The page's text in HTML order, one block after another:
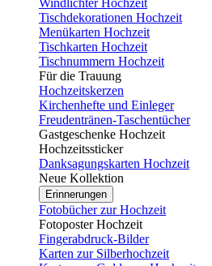
Windlichter Hochzeit
Tischdekorationen Hochzeit
Menükarten Hochzeit
Tischkarten Hochzeit
Tischnummern Hochzeit
Für die Trauung
Hochzeitskerzen
Kirchenhefte und Einleger
Freudentränen-Taschentücher
Gastgeschenke Hochzeit
Hochzeitssticker
Danksagungskarten Hochzeit
Neue Kollektion
Erinnerungen
Fotobücher zur Hochzeit
Fotoposter Hochzeit
Fingerabdruck-Bilder
Karten zur Silberhochzeit